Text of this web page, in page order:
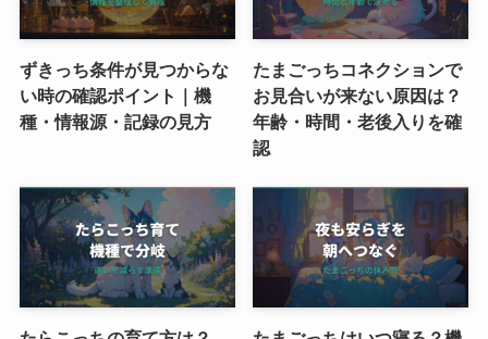
ずきっち条件が見つからな
い時の確認ポイント｜機
種・情報源・記録の見方
たまごっちコネクションで
お見合いが来ない原因は？
年齢・時間・老後入りを確
認